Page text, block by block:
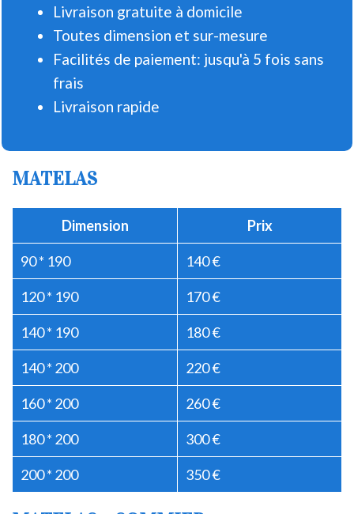
Livraison gratuite à domicile
Toutes dimension et sur-mesure
Facilités de paiement: jusqu'à 5 fois sans
frais
Livraison rapide
MATELAS
Dimension Prix
90 * 190 140 €
120 * 190 170 €
140 * 190 180 €
140 * 200 220 €
160 * 200 260 €
180 * 200 300 €
200 * 200 350 €